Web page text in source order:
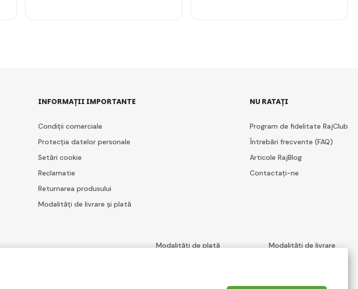
INFORMAȚII IMPORTANTE
Condiții comerciale
Protecția datelor personale
Setări cookie
Reclamatie
Returnarea produsului
Modalități de livrare și plată
NU RATAȚI
Program de fidelitate RajClub
Întrebări frecvente (FAQ)
Articole RajBlog
Contactați-ne
Modalități de plată Modalități de livrare